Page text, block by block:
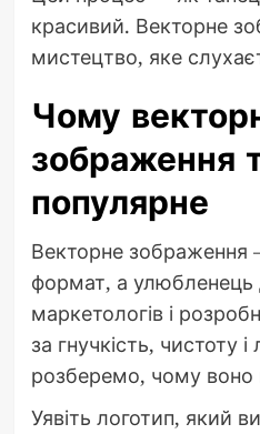
красивий. Векторне
мистецтво, яке
Чому
зображення
популярне
Векторне зображення
формат, а улюбленець
маркетологів і
за гнучкість, чистоту
розберемо, чому воно
Уявіть логотип, який